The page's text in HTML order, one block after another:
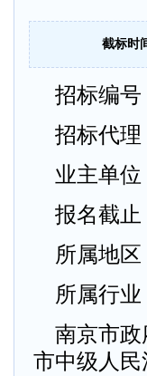
截标时
招标编号
招标代理
业主单位
报名截止
所属地区
所属行业
南京市政
市中级人